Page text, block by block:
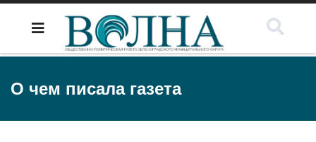
О чем писала газета